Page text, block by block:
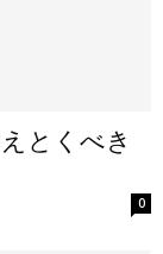
とくべき
0